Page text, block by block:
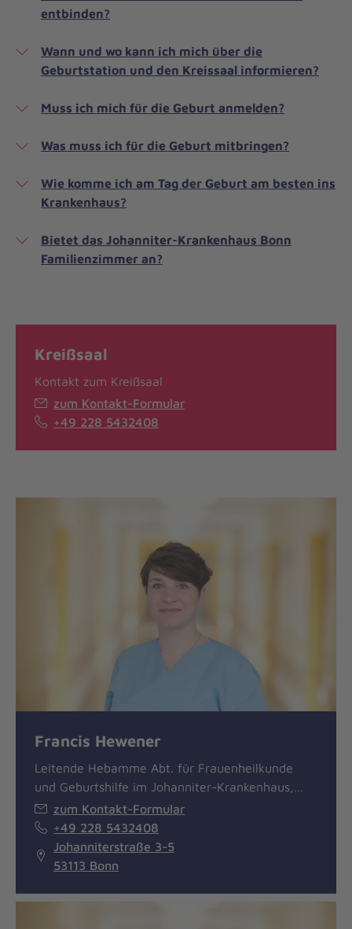
entbinden?
Wann und wo kann ich mich über die
Geburtstation und den Kreissaal informieren?
Muss ich mich für die Geburt anmelden?
Was muss ich für die Geburt mitbringen?
Wie komme ich am Tag der Geburt am besten ins
Krankenhaus?
Bietet das Johanniter-Krankenhaus Bonn
Familienzimmer an?
Kreißsaal
Kontakt zum Kreißsaal
zum Kontakt-Formular
+49 228 5432408
Francis Hewener
Leitende Hebamme Abt. für Frauenheilkunde
und Geburtshilfe im Johanniter-Krankenhaus,…
zum Kontakt-Formular
+49 228 5432408
Johanniterstraße 3-5
53113 Bonn